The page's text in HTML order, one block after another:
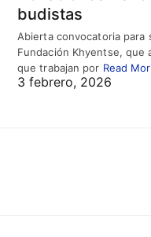
budistas
Abierta convocatoria para
Fundación Khyentse, que
que trabajan por Read
3 febrero, 2026